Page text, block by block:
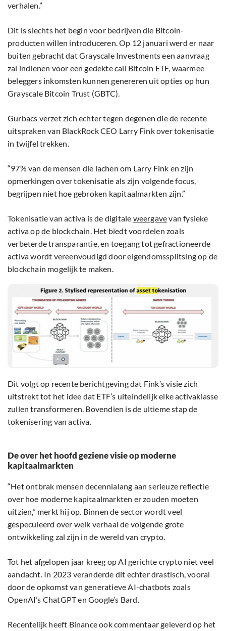
verhalen.”
Dit is slechts het begin voor bedrijven die Bitcoin-
producten willen introduceren. Op 12 januari werd er naar
buiten gebracht dat Grayscale Investments een aanvraag
zal indienen voor een gedekte call Bitcoin ETF, waarmee
beleggers inkomsten kunnen genereren uit opties op hun
Grayscale Bitcoin Trust (GBTC).
Gurbacs verzet zich echter tegen degenen die de recente
uitspraken van BlackRock CEO Larry Fink over tokenisatie
in twijfel trekken.
“97% van de mensen die lachen om Larry Fink en zijn
opmerkingen over tokenisatie als zijn volgende focus,
begrijpen niet hoe gebroken kapitaalmarkten zijn.”
Tokenisatie van activa is de digitale weergavevan fysieke
activa op de blockchain. Het biedt voordelen zoals
verbeterde transparantie, en toegang tot gefractioneerde
activa wordt vereenvoudigd door eigendomssplitsing op de
blockchain mogelijk te maken.
Dit volgt op recente berichtgeving dat Fink’s visie zich
uitstrekt tot het idee dat ETF’s uiteindelijk elke activaklasse
zullen transformeren. Bovendien is de ultieme stap de
tokenisering van activa.
De over het hoofd geziene visie op moderne
kapitaalmarkten
“Het ontbrak mensen decennialang aan serieuze reflectie
over hoe moderne kapitaalmarkten er zouden moeten
uitzien,” merkt hij op. Binnen de sector wordt veel
gespeculeerd over welk verhaal de volgende grote
ontwikkeling zal zijn in de wereld van crypto.
Tot het afgelopen jaar kreeg op AI gerichte crypto niet veel
aandacht. In 2023 veranderde dit echter drastisch, vooral
door de opkomst van generatieve AI-chatbots zoals
OpenAI’s ChatGPT en Google’s Bard.
Recentelijk heeft Binance ook commentaar geleverd op het